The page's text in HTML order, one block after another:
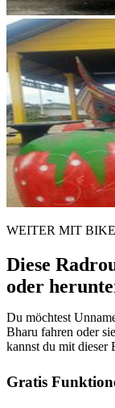
WEITER MIT
Diese
oder
Du möchtest
Bharu fahren oder
kannst du mit dieser
Gratis